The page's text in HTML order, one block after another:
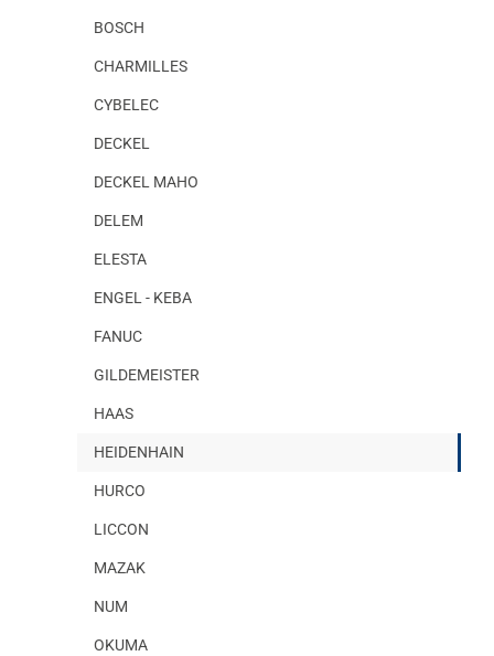
BOSCH
CHARMILLES
CYBELEC
DECKEL
DECKEL MAHO
DELEM
ELESTA
ENGEL - KEBA
FANUC
GILDEMEISTER
HAAS
HEIDENHAIN
HURCO
LICCON
MAZAK
NUM
OKUMA